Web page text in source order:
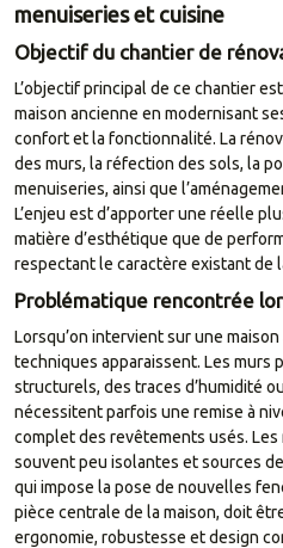
menuiseries et cuisine
Objectif du chantier de
L’objectif principal de ce chantier
maison ancienne en modernisant
confort et la fonctionnalité. La
des murs, la réfection des sols, la
menuiseries, ainsi que
L’enjeu est d’apporter une réelle
matière d’esthétique que de
respectant le caractère existant de
Problématique rencontrée
Lorsqu’on intervient sur une
techniques apparaissent. Les murs
structurels, des traces d’humidité
nécessitent parfois une remise à
complet des revêtements usés.
souvent peu isolantes et sources
qui impose la pose de nouvelles
pièce centrale de la maison, doit
ergonomie, robustesse et design